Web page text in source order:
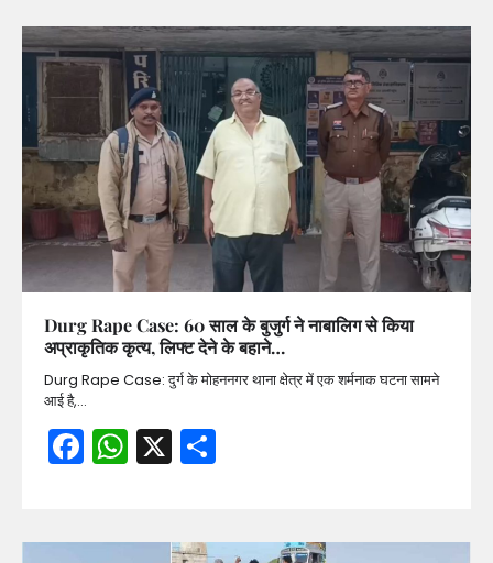
Durg Rape Case: 60 साल के बुजुर्ग ने नाबालिग से किया
अप्राकृतिक कृत्य, लिफ्ट देने के बहाने…
Durg Rape Case: दुर्ग के मोहननगर थाना क्षेत्र में एक शर्मनाक घटना सामने
आई है,…
Facebook
WhatsApp
X